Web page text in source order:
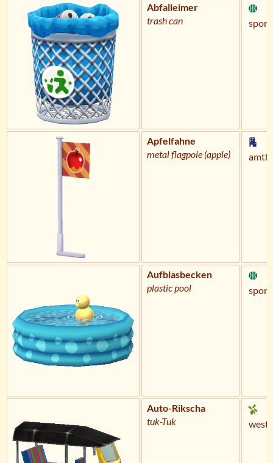
Abfalleimer
trash can
Apfelfahne
metal flagpole (apple)
Aufblasbecken
plastic pool
Auto-Rikscha
tuk-Tuk